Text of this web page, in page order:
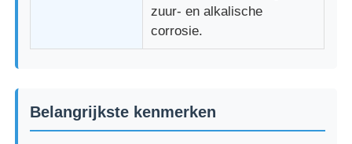
zuur- en alkalische
corrosie.
Belangrijkste kenmerken